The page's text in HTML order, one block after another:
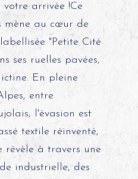
arrivée !Ce
mène au cœur de
"Petite Cité
ses ruelles pavées,
En pleine
entre
l'évasion est
textile réinventé,
révèle à travers une
industrielle, des